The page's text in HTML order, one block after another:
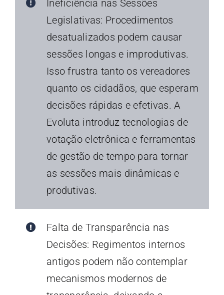
Ineficiência nas Sessões
Legislativas: Procedimentos
desatualizados podem causar
sessões longas e improdutivas.
Isso frustra tanto os vereadores
quanto os cidadãos, que esperam
decisões rápidas e efetivas. A
Evoluta introduz tecnologias de
votação eletrônica e ferramentas
de gestão de tempo para tornar
as sessões mais dinâmicas e
produtivas.
Falta de Transparência nas
Decisões: Regimentos internos
antigos podem não contemplar
mecanismos modernos de